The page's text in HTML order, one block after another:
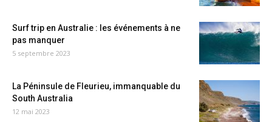
Surf trip en Australie : les événements à ne
pas manquer
5 septembre 2023
La Péninsule de Fleurieu, immanquable du
South Australia
12 mai 2023